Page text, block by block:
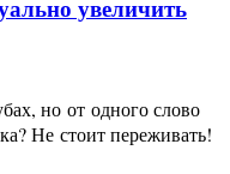
увеличить
но от одного слово
Не стоит переживать!